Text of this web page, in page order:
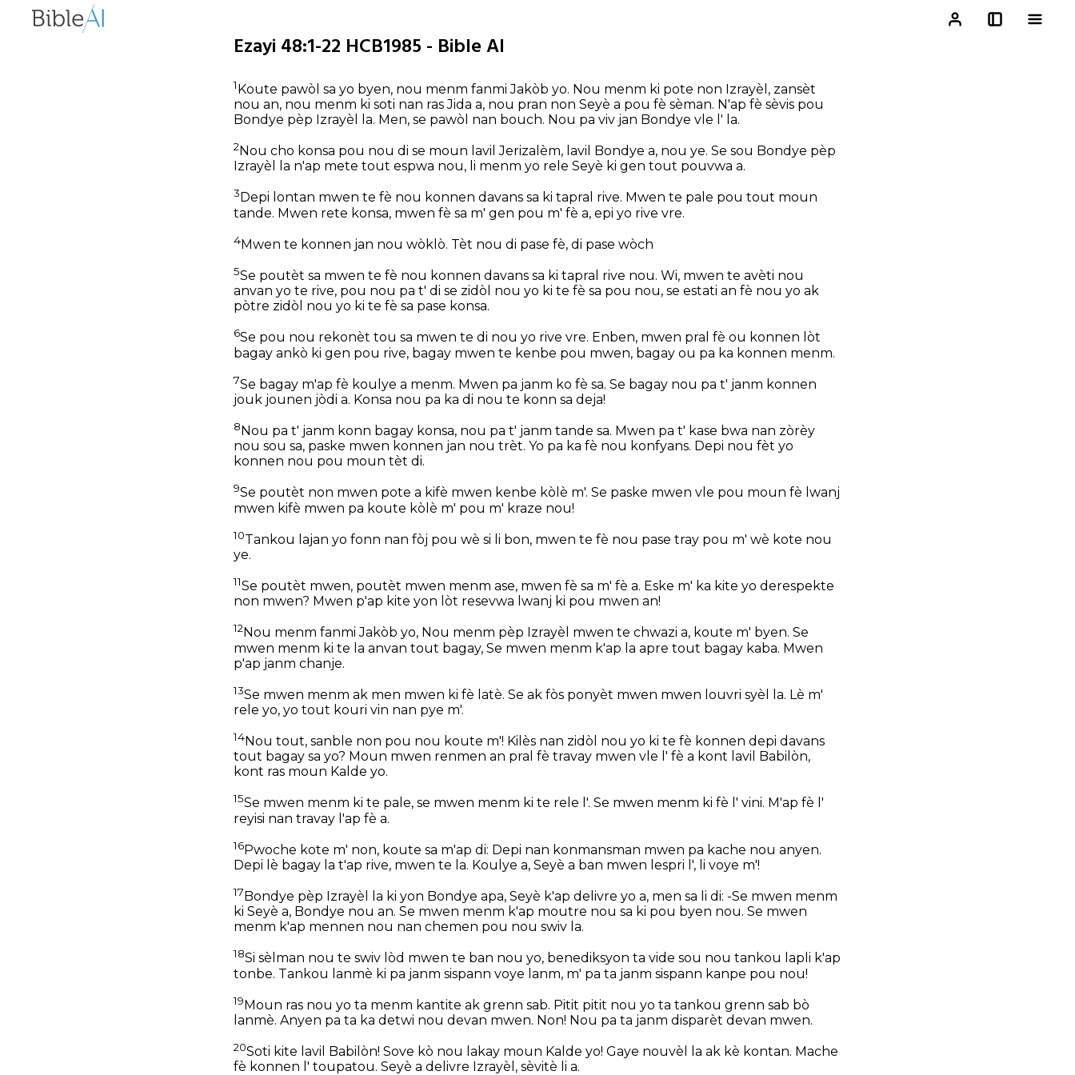
Ezayi 48:1-22 HCB1985 - Bible AI
1Koute pawòl sa yo byen, nou menm fanmi Jakòb yo. Nou menm ki pote non Izrayèl, zansèt
nou an, nou menm ki soti nan ras Jida a, nou pran non Seyè a pou fè sèman. N'ap fè sèvis pou
Bondye pèp Izrayèl la. Men, se pawòl nan bouch. Nou pa viv jan Bondye vle l' la.
2 Nou cho konsa pou nou di se moun lavil Jerizalèm, lavil Bondye a, nou ye. Se sou Bondye pèp
Izrayèl la n'ap mete tout espwa nou, li menm yo rele Seyè ki gen tout pouvwa a.
3 Depi lontan mwen te fè nou konnen davans sa ki tapral rive. Mwen te pale pou tout moun
tande. Mwen rete konsa, mwen fè sa m' gen pou m' fè a, epi yo rive vre.
4Mwen te konnen jan nou wòklò. Tèt nou di pase fè, di pase wòch
5Se poutèt sa mwen te fè nou konnen davans sa ki tapral rive nou. Wi, mwen te avèti nou
anvan yo te rive, pou nou pa t' di se zidòl nou yo ki te fè sa pou nou, se estati an fè nou yo ak
pòtre zidòl nou yo ki te fè sa pase konsa.
6Se pou nou rekonèt tou sa mwen te di nou yo rive vre. Enben, mwen pral fè ou konnen lòt
bagay ankò ki gen pou rive, bagay mwen te kenbe pou mwen, bagay ou pa ka konnen menm.
7Se bagay m'ap fè koulye a menm. Mwen pa janm ko fè sa. Se bagay nou pa t' janm konnen
jouk jounen jòdi a. Konsa nou pa ka di nou te konn sa deja!
8 Nou pa t' janm konn bagay konsa, nou pa t' janm tande sa. Mwen pa t' kase bwa nan zòrèy
nou sou sa, paske mwen konnen jan nou trèt. Yo pa ka fè nou konfyans. Depi nou fèt yo
konnen nou pou moun tèt di.
9Se poutèt non mwen pote a kifè mwen kenbe kòlè m'. Se paske mwen vle pou moun fè lwanj
mwen kifè mwen pa koute kòlè m' pou m' kraze nou!
10Tankou lajan yo fonn nan fòj pou wè si li bon, mwen te fè nou pase tray pou m' wè kote nou
ye.
11Se poutèt mwen, poutèt mwen menm ase, mwen fè sa m' fè a. Eske m' ka kite yo derespekte
non mwen? Mwen p'ap kite yon lòt resevwa lwanj ki pou mwen an!
12Nou menm fanmi Jakòb yo, Nou menm pèp Izrayèl mwen te chwazi a, koute m' byen. Se
mwen menm ki te la anvan tout bagay, Se mwen menm k'ap la apre tout bagay kaba. Mwen
p'ap janm chanje.
13Se mwen menm ak men mwen ki fè latè. Se ak fòs ponyèt mwen mwen louvri syèl la. Lè m'
rele yo, yo tout kouri vin nan pye m'.
14Nou tout, sanble non pou nou koute m'! Kilès nan zidòl nou yo ki te fè konnen depi davans
tout bagay sa yo? Moun mwen renmen an pral fè travay mwen vle l' fè a kont lavil Babilòn,
kont ras moun Kalde yo.
15Se mwen menm ki te pale, se mwen menm ki te rele l'. Se mwen menm ki fè l' vini. M'ap fè l'
reyisi nan travay l'ap fè a.
16Pwoche kote m' non, koute sa m'ap di: Depi nan konmansman mwen pa kache nou anyen.
Depi lè bagay la t'ap rive, mwen te la. Koulye a, Seyè a ban mwen lespri l', li voye m'!
17 Bondye pèp Izrayèl la ki yon Bondye apa, Seyè k'ap delivre yo a, men sa li di: -Se mwen menm
ki Seyè a, Bondye nou an. Se mwen menm k'ap moutre nou sa ki pou byen nou. Se mwen
menm k'ap mennen nou nan chemen pou nou swiv la.
18Si sèlman nou te swiv lòd mwen te ban nou yo, benediksyon ta vide sou nou tankou lapli k'ap
tonbe. Tankou lanmè ki pa janm sispann voye lanm, m' pa ta janm sispann kanpe pou nou!
19Moun ras nou yo ta menm kantite ak grenn sab. Pitit pitit nou yo ta tankou grenn sab bò
lanmè. Anyen pa ta ka detwi nou devan mwen. Non! Nou pa ta janm disparèt devan mwen.
20Soti kite lavil Babilòn! Sove kò nou lakay moun Kalde yo! Gaye nouvèl la ak kè kontan. Mache
fè konnen l' toupatou. Seyè a delivre Izrayèl, sèvitè li a.